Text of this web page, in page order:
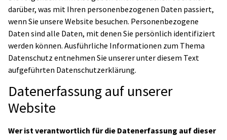
darüber, was mit Ihren personenbezogenen Daten passiert,
wenn Sie unsere Website besuchen. Personenbezogene
Daten sind alle Daten, mit denen Sie persönlich identifiziert
werden können. Ausführliche Informationen zum Thema
Datenschutz entnehmen Sie unserer unter diesem Text
aufgeführten Datenschutzerklärung.
Datenerfassung auf unserer
Website
Wer ist verantwortlich für die Datenerfassung auf dieser